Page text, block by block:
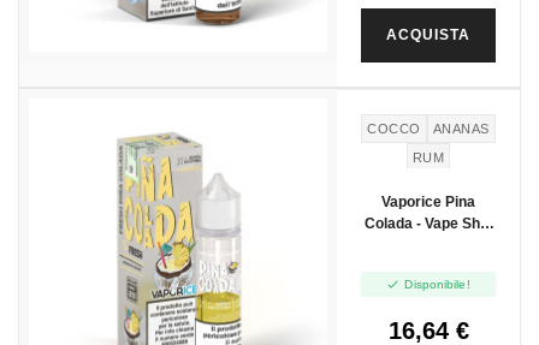
ACQUISTA
COCCO
ANANAS
RUM
Vaporice Pina
Colada - Vape Shot
 Disponibile!
16,64 €